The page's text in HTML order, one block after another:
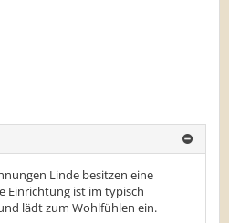
Linde besitzen eine
Einrichtung ist im typisch
lädt zum Wohlfühlen ein.